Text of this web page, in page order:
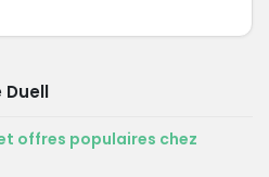
Duell
offres populaires chez